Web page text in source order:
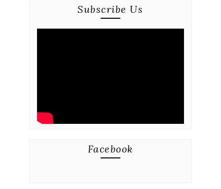
Subscribe Us
Facebook